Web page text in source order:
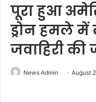
पूरा हुआ
ड्रोन हमले
जवाहिरी की
News Admin August